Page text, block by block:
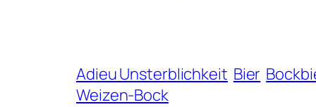
Adieu Unsterblichkeit Bier
Weizen-Bock